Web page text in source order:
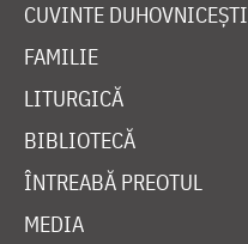
CUVINTE DUHOVNICEȘTI
FAMILIE
LITURGICĂ
BIBLIOTECĂ
ÎNTREABĂ PREOTUL
MEDIA